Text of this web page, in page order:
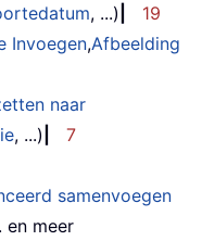
, ...)
19
Invoegen,Afbeelding
naar
, ...)
7
samenvoegen
en meer